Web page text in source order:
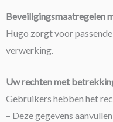
Beveiligingsmaatregelen
Hugo zorgt voor
verwerking.
Uw rechten met
Gebruikers hebben het
– Deze gegevens